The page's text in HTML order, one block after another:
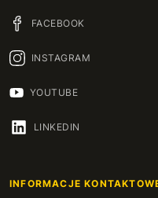
FACEBOOK
INSTAGRAM
YOUTUBE
LINKEDIN
INFORMACJE